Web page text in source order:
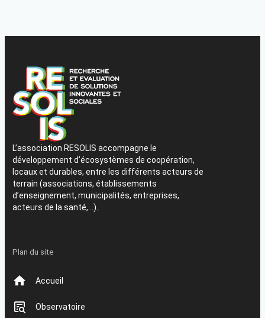
L’association RESOLIS accompagne le
développement d’écosystèmes de coopération,
locaux et durables, entre les différents acteurs de
terrain (associations, établissements
d’enseignement, municipalités, entreprises,
acteurs de la santé,…).
Plan du site
Accueil
Observatoire